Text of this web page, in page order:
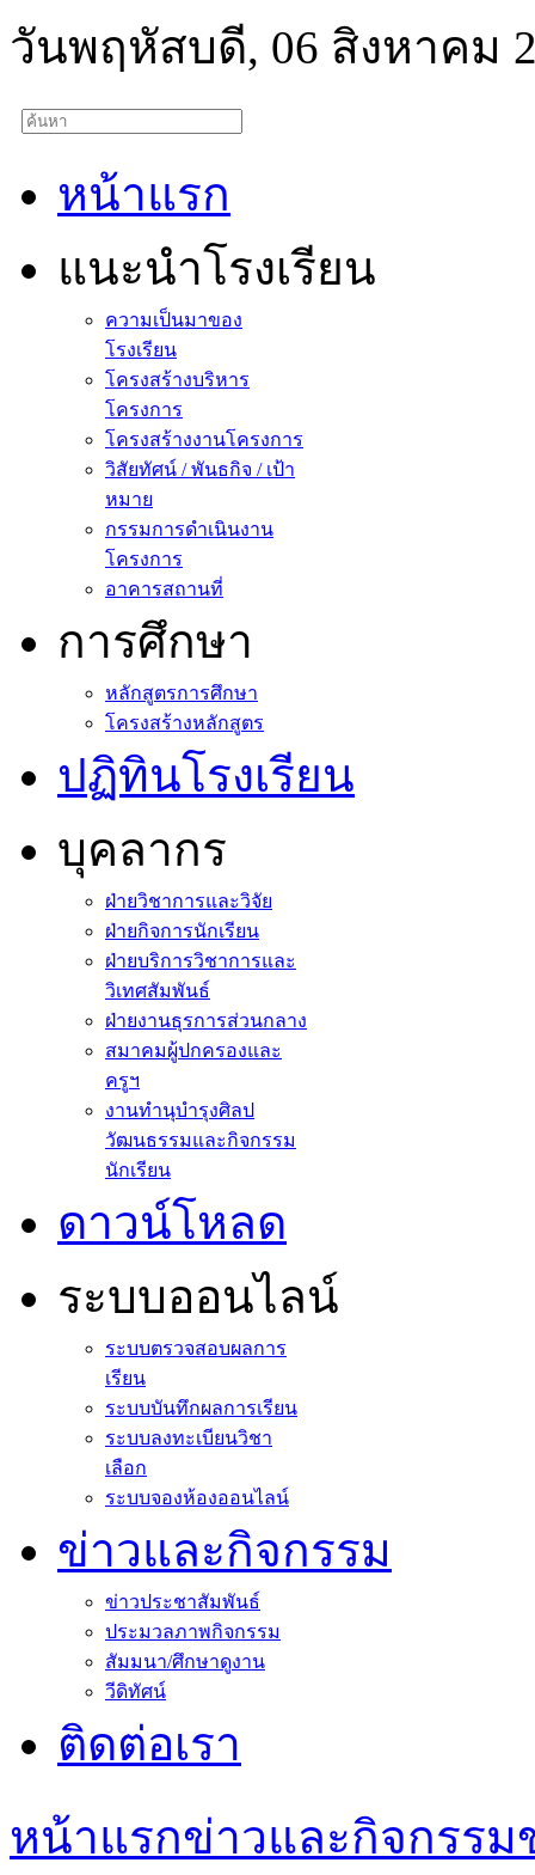
วันพฤหัสบดี, 06 สิงหาคม
หน้าแรก
แนะนำโรงเรียน
ความเป็นมาของ
โรงเรียน
โครงสร้างบริหาร
โครงการ
โครงสร้างงานโครงการ
วิสัยทัศน์ / พันธกิจ / เป้า
หมาย
กรรมการดำเนินงาน
โครงการ
อาคารสถานที่
การศึกษา
หลักสูตรการศึกษา
โครงสร้างหลักสูตร
ปฏิทินโรงเรียน
บุคลากร
ฝ่ายวิชาการและวิจัย
ฝ่ายกิจการนักเรียน
ฝ่ายบริการวิชาการและ
วิเทศสัมพันธ์
ฝ่ายงานธุรการส่วนกลาง
สมาคมผู้ปกครองและ
ครูฯ
งานทำนุบำรุงศิลป
วัฒนธรรมและกิจกรรม
นักเรียน
ดาวน์โหลด
ระบบออนไลน์
ระบบตรวจสอบผลการ
เรียน
ระบบบันทึกผลการเรียน
ระบบลงทะเบียนวิชา
เลือก
ระบบจองห้องออนไลน์
ข่าวและกิจกรรม
ข่าวประชาสัมพันธ์
ประมวลภาพกิจกรรม
สัมมนา/ศึกษาดูงาน
วีดิทัศน์
ติดต่อเรา
หน้าแรกข่าวและกิจกรรม